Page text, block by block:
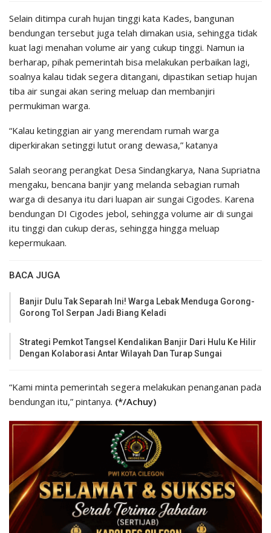
Selain ditimpa curah hujan tinggi kata Kades, bangunan
bendungan tersebut juga telah dimakan usia, sehingga tidak
kuat lagi menahan volume air yang cukup tinggi. Namun ia
berharap, pihak pemerintah bisa melakukan perbaikan lagi,
soalnya kalau tidak segera ditangani, dipastikan setiap hujan
tiba air sungai akan sering meluap dan membanjiri
permukiman warga.
“Kalau ketinggian air yang merendam rumah warga
diperkirakan setinggi lutut orang dewasa,” katanya
Salah seorang perangkat Desa Sindangkarya, Nana Supriatna
mengaku, bencana banjir yang melanda sebagian rumah
warga di desanya itu dari luapan air sungai Cigodes. Karena
bendungan DI Cigodes jebol, sehingga volume air di sungai
itu tinggi dan cukup deras, sehingga hingga meluap
kepermukaan.
BACA JUGA
Banjir Dulu Tak Separah Ini! Warga Lebak Menduga Gorong-
Gorong Tol Serpan Jadi Biang Keladi
Strategi Pemkot Tangsel Kendalikan Banjir Dari Hulu Ke Hilir
Dengan Kolaborasi Antar Wilayah Dan Turap Sungai
“Kami minta pemerintah segera melakukan penanganan pada
bendungan itu,” pintanya. (*/Achuy)